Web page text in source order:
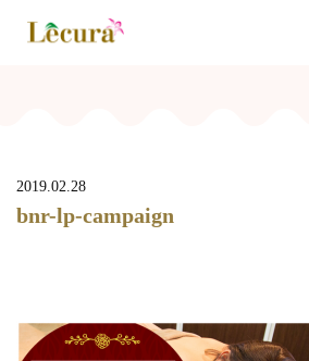
2019.02.28
bnr-lp-campaign